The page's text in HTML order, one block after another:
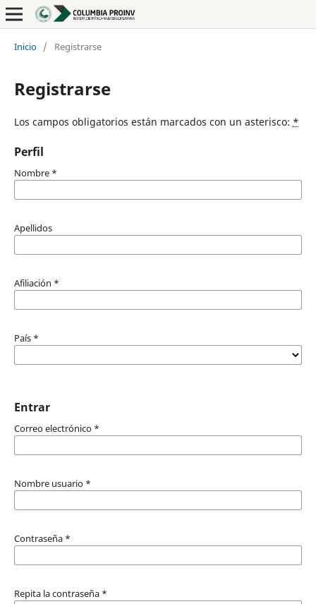
Inicio / Registrarse
Registrarse
Los campos obligatorios están marcados con un asterisco: *
Perfil
Nombre *
Apellidos
Afiliación *
País *
Entrar
Correo electrónico *
Nombre usuario *
Contraseña *
Repita la contraseña *